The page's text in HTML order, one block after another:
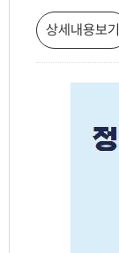
상세내용보기